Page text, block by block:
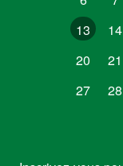
13
14
20
21
27
28